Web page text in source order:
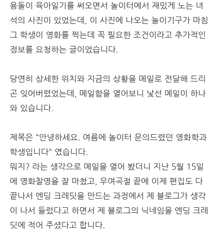
용돌이 육아일기를 써오면서 놀이터에서 재밌게 노는 녀
석의 사진이 있었는데, 이 사진에 나오는 놀이기구가 마침
그 학생이 영화를 찍는데 꼭 필요한 조건이라고 추가적인
정보를 요청하는 글이었습니다.
당연히 상세한 위치와 지금의 상황을 메일로 전달해 드리
곤 잊어버렸었는데, 메일함을 열어보니 낯선 메일이 하나
와 있습니다.
제목은 "안녕하세요. 여름에 놀이터 문의드렸던 영화학과
학생입니다" 였습니다.
뭐지? 라는 생각으로 메일을 열어 봤더니 지난 5월 15일
에 영화찰영을 잘 마쳤고, 우여곡절 끝에 이제 편집도 다
끝나서 엔딩 크레딧을 만드는 과정에서 제 블로그가 생각
이 나서 들렀다고 하면서 제 블로그의 닉네임을 엔딩 크레
딧에 적어 주셨다고 합니다.